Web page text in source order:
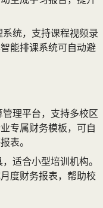
统，支持课程视频录
能排课系统可自动避
理平台，支持多校区
专属财务模板，可自
表。
适合小型培训机构。
度财务报表，帮助校